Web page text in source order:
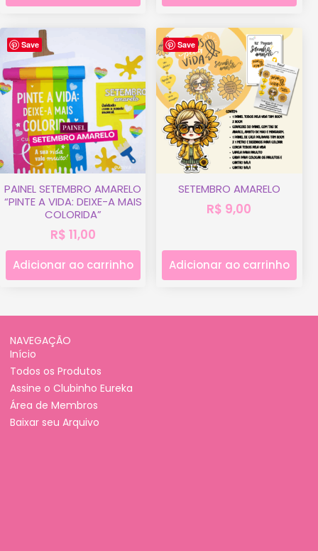
Save
PAINEL SETEMBRO AMARELO
“PINTE A VIDA: DEIXE-A MAIS
COLORIDA”
R$ 11,00
Adicionar ao carrinho
Save
SETEMBRO AMARELO
R$ 9,00
Adicionar ao carrinho
NAVEGAÇÃO
Início
Todos os Produtos
Assine o Clubinho Eureka
Área de Membros
Baixar seu Arquivo